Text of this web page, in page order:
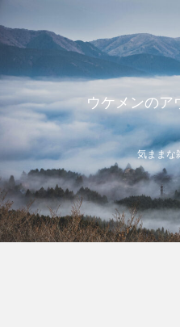
ウケメンのア
気ままな